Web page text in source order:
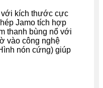
với kích thước cực
Jamo tích hợp
thanh bùng nổ với
vào công nghệ
nón cứng) giúp